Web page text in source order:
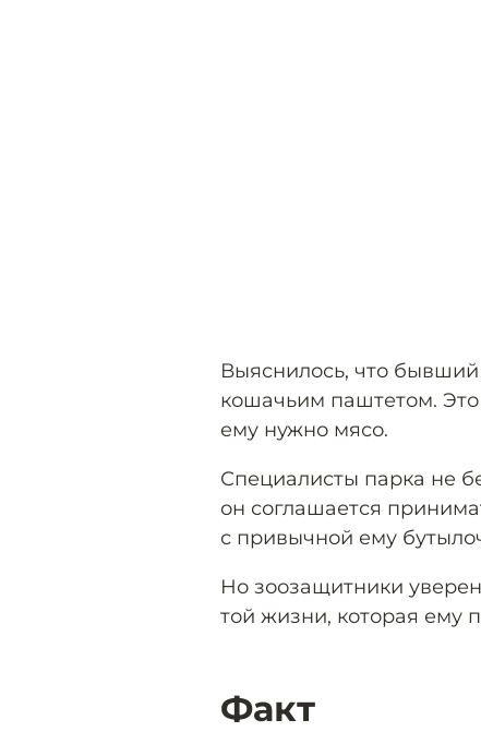
Выяснилось, что
кошачьим паштетом.
ему нужно мясо.
Специалисты парка не
он соглашается
с привычной ему
Но зоозащитники
той жизни, которая ему
Факт